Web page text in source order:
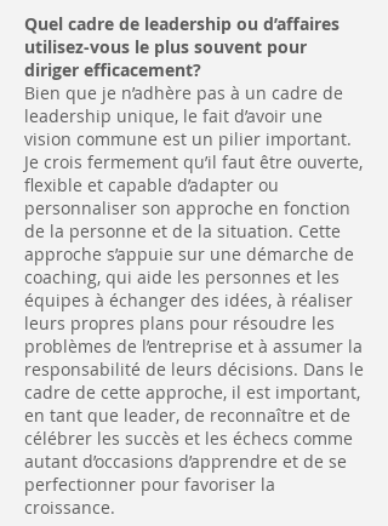
Quel cadre de leadership ou d’affaires
utilisez-vous le plus souvent pour
diriger efficacement?
Bien que je n’adhère pas à un cadre de
leadership unique, le fait d’avoir une
vision commune est un pilier important.
Je crois fermement qu’il faut être ouverte,
flexible et capable d’adapter ou
personnaliser son approche en fonction
de la personne et de la situation. Cette
approche s’appuie sur une démarche de
coaching, qui aide les personnes et les
équipes à échanger des idées, à réaliser
leurs propres plans pour résoudre les
problèmes de l’entreprise et à assumer la
responsabilité de leurs décisions. Dans le
cadre de cette approche, il est important,
en tant que leader, de reconnaître et de
célébrer les succès et les échecs comme
autant d’occasions d’apprendre et de se
perfectionner pour favoriser la
croissance.